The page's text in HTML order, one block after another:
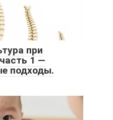
при
1 —
подходы.